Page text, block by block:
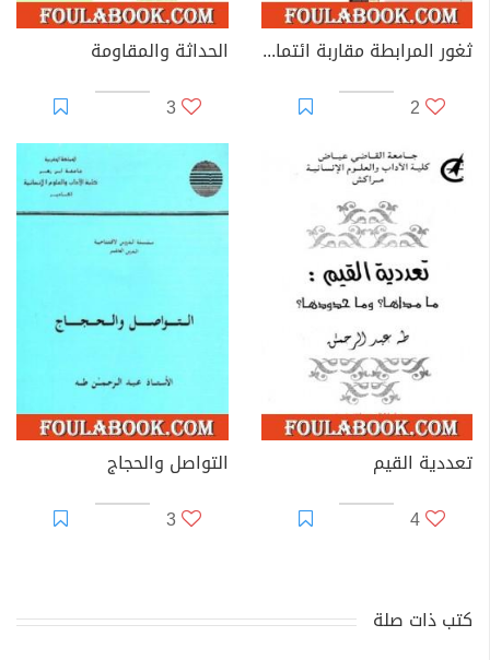
ثغور المرابطة مقاربة ائتمانية لصراعات الأمة الحالية
2
الحداثة والمقاومة
3
تعددية القيم
4
التواصل والحجاج
3
كتب ذات صلة